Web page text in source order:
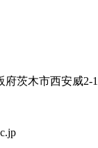
府茨木市西安威2-